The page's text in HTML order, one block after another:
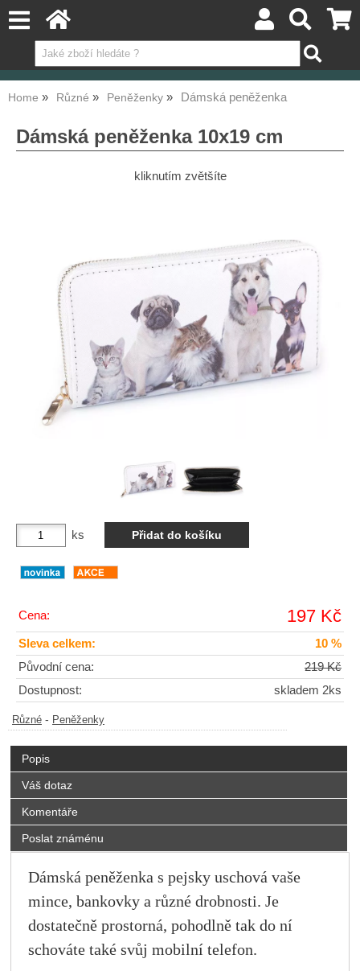
Home Různé Peněženky Dámská peněženka
Dámská peněženka 10x19 cm
kliknutím zvětšíte
ks
Cena: 197 Kč
Sleva celkem:
10 %
Původní cena:
219 Kč
Dostupnost:
skladem 2ks
Různé - Peněženky
Popis
Váš dotaz
Komentáře
Poslat známénu
Dámská peněženka s pejsky uschová vaše
mince, bankovky a různé drobnosti. Je
dostatečně prostorná, pohodlně tak do ní
schováte také svůj mobilní telefon.